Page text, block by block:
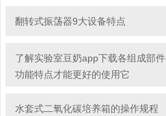
翻转式振荡器9大设备特点
了解实验室豆奶app下载各组成部件
功能特点才能更好的使用它
水套式二氧化碳培养箱的操作规程